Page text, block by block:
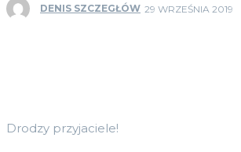
DENIS SZCZEGŁÓW 29 WRZEŚNIA 2019
Drodzy przyjaciele!